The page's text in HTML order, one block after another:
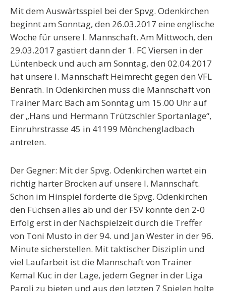
Mit dem Auswärtsspiel bei der Spvg. Odenkirchen
beginnt am Sonntag, den 26.03.2017 eine englische
Woche für unsere I. Mannschaft. Am Mittwoch, den
29.03.2017 gastiert dann der 1. FC Viersen in der
Lüntenbeck und auch am Sonntag, den 02.04.2017
hat unsere I. Mannschaft Heimrecht gegen den VFL
Benrath. In Odenkirchen muss die Mannschaft von
Trainer Marc Bach am Sonntag um 15.00 Uhr auf
der „Hans und Hermann Trützschler Sportanlage“,
Einruhrstrasse 45 in 41199 Mönchengladbach
antreten.
Der Gegner: Mit der Spvg. Odenkirchen wartet ein
richtig harter Brocken auf unsere I. Mannschaft.
Schon im Hinspiel forderte die Spvg. Odenkirchen
den Füchsen alles ab und der FSV konnte den 2-0
Erfolg erst in der Nachspielzeit durch die Treffer
von Toni Musto in der 94. und Jan Wester in der 96.
Minute sicherstellen. Mit taktischer Disziplin und
viel Laufarbeit ist die Mannschaft von Trainer
Kemal Kuc in der Lage, jedem Gegner in der Liga
Paroli zu bieten und aus den letzten 7 Spielen holte